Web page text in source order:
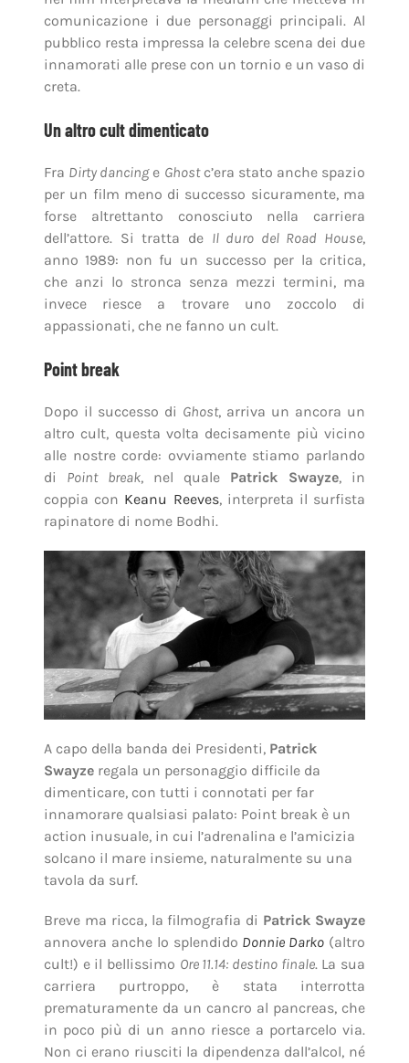
comunicazione i due personaggi principali. Al
pubblico resta impressa la celebre scena dei due
innamorati alle prese con un tornio e un vaso di
creta.
Un altro cult dimenticato
Fra Dirty dancinge Ghostc’era stato anche spazio
per un film meno di successo sicuramente, ma
forse altrettanto conosciuto nella carriera
dell’attore. Si tratta de Il duro del Road House,
anno 1989: non fu un successo per la critica,
che anzi lo stronca senza mezzi termini, ma
invece riesce a trovare uno zoccolo di
appassionati, che ne fanno un cult.
Point break
Dopo il successo di Ghost, arriva un ancora un
altro cult, questa volta decisamente più vicino
alle nostre corde: ovviamente stiamo parlando
di Point break, nel quale Patrick Swayze, in
coppia con Keanu Reeves, interpreta il surfista
rapinatore di nome Bodhi.
A capo della banda dei Presidenti, Patrick
Swayzeregala un personaggio difficile da
dimenticare, con tutti i connotati per far
innamorare qualsiasi palato: Point break è un
action inusuale, in cui l’adrenalina e l’amicizia
solcano il mare insieme, naturalmente su una
tavola da surf.
Breve ma ricca, la filmografia di Patrick Swayze
annovera anche lo splendido Donnie Darko (altro
cult!) e il bellissimo Ore 11.14: destino finale. La sua
carriera purtroppo, è stata interrotta
prematuramente da un cancro al pancreas, che
in poco più di un anno riesce a portarcelo via.
Non ci erano riusciti la dipendenza dall’alcol, né